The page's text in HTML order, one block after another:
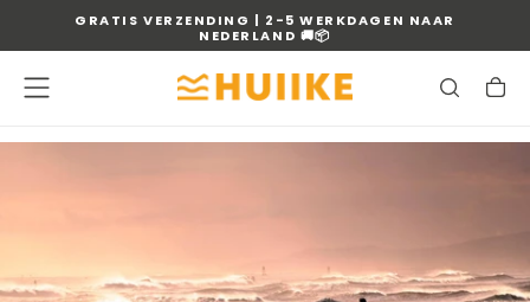
OVERSLAAN
GRATIS VERZENDING | 2-5 WERKDAGEN NAAR
NEDERLAND 🚚📦